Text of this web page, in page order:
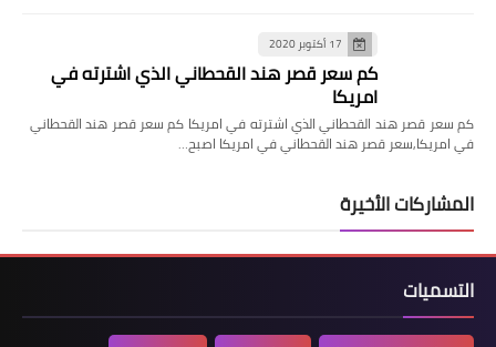
17 أكتوبر 2020
كم سعر قصر هند القحطاني الذي اشترته في
امريكا
كم سعر قصر هند القحطاني الذي اشترته في امريكا كم سعر قصر هند القحطاني
في امريكا,سعر قصر هند القحطاني في امريكا اصبح…
المشاركات الأخيرة
التسميات